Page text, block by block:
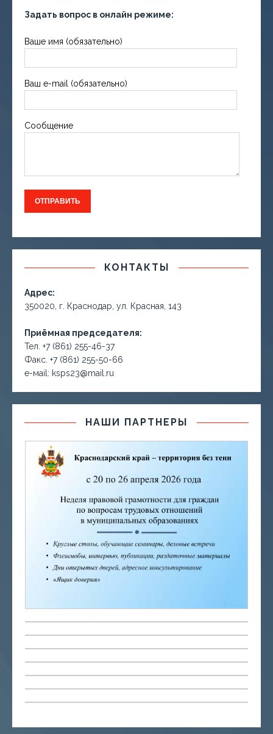
Задать вопрос в онлайн режиме:
Ваше имя (обязательно)
Ваш e-mail (обязательно)
Сообщение
КОНТАКТЫ
Адрес:
350020, г. Краснодар, ул. Красная, 143
Приёмная председателя:
Тел. +7 (861) 255-46-37
Факс. +7 (861) 255-50-66
е-маil: ksps23@mail.ru
НАШИ ПАРТНЕРЫ